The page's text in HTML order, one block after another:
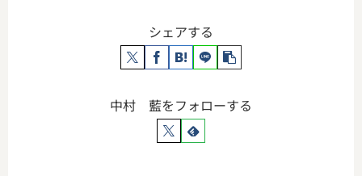
シェアする
中村 藍をフォローする